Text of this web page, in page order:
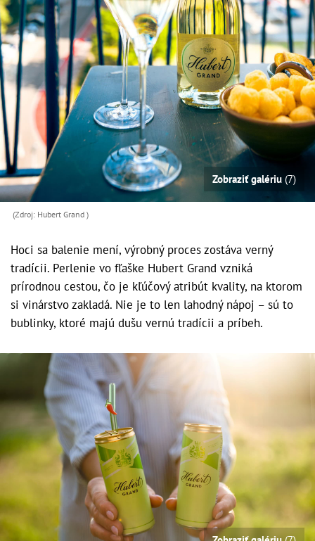
Zobraziť galériu (7)
(Zdroj: Hubert Grand )
Hoci sa balenie mení, výrobný proces zostáva verný
tradícii. Perlenie vo fľaške Hubert Grand vzniká
prírodnou cestou, čo je kľúčový atribút kvality, na ktorom
si vinárstvo zakladá. Nie je to len lahodný nápoj – sú to
bublinky, ktoré majú dušu vernú tradícii a príbeh.